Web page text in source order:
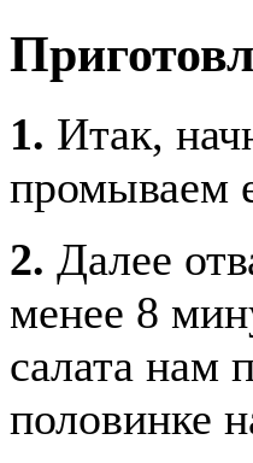
1. Итак,
промываем
2. Далее
менее 8
салата нам
половинке